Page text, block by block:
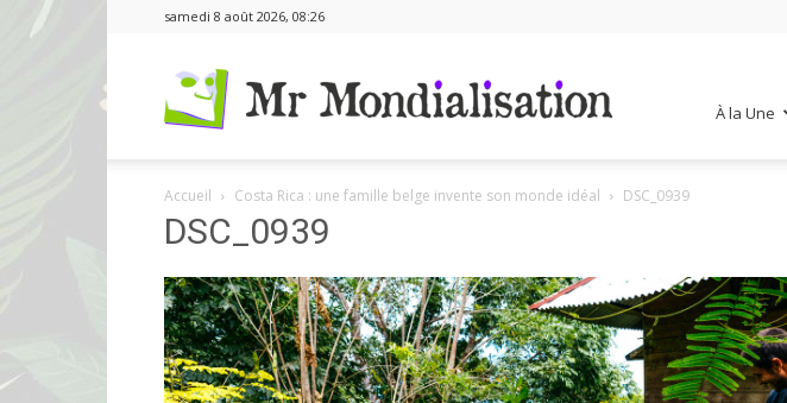
samedi 8 août 2026, 08:26
À la Une
Accueil Costa Rica : une famille belge invente son monde idéal DSC_0939
DSC_0939